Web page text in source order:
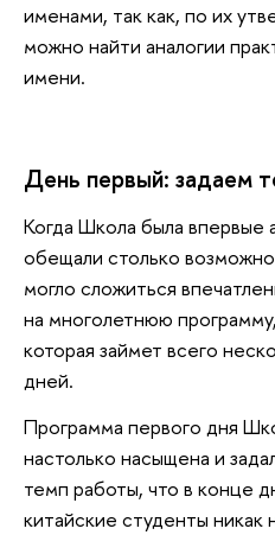
именами, так как, по их
можно найти аналогии
имени.
День первый: задаем
Когда Школа была впервые
обещали столько
могло сложиться
на многолетнюю
которая займет всего
дней.
Программа первого дня
настолько насыщена и
темп работы, что в конце
китайские студенты никак